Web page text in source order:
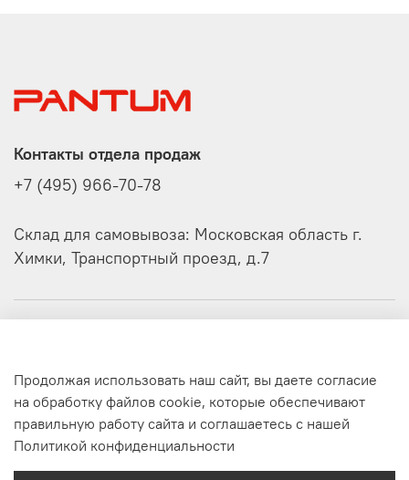
Клиенту
Контакты отдела продаж
+7 (495) 966-70-78
Склад для самовывоза: Московская область г.
Химки, Транспортный проезд, д.7
© Официальный интернет-магазин Pantum
Интернет-магазин создан на inSales
Продолжая использовать наш сайт, вы даете согласие
на обработку файлов cookie, которые обеспечивают
правильную работу сайта и соглашаетесь с нашей
Политикой конфиденциальности